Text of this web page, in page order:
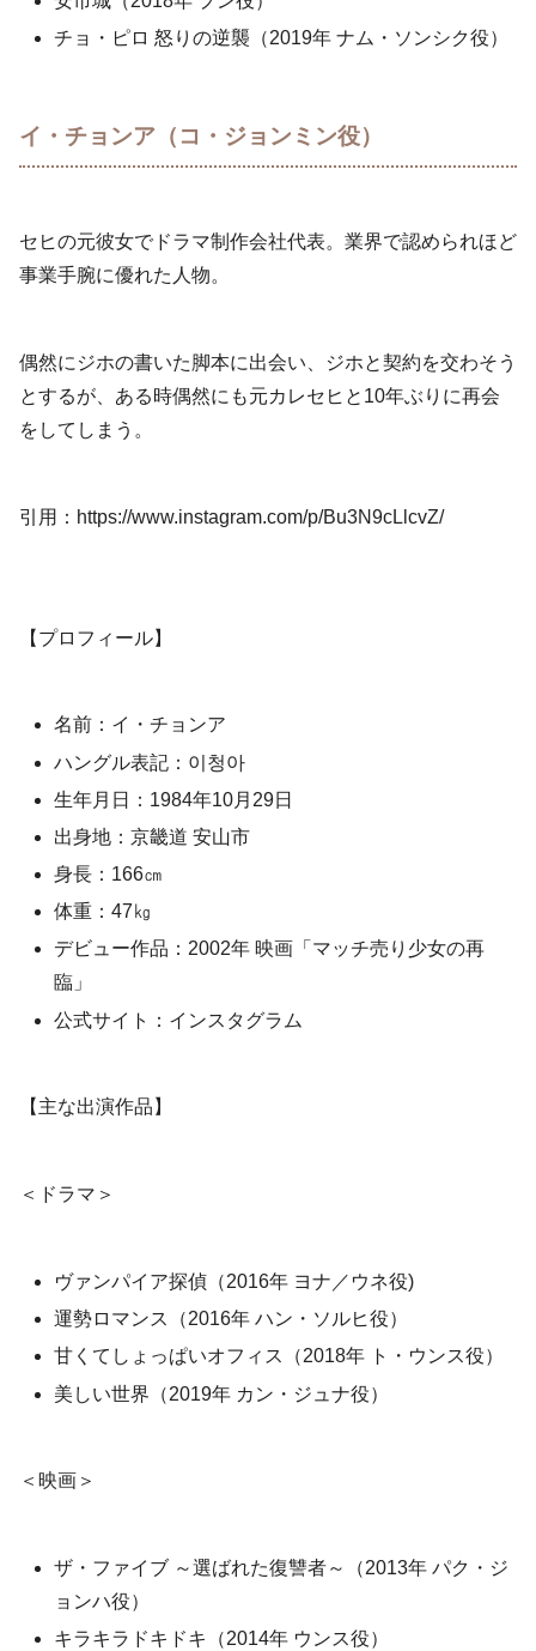
チョ・ピロ 怒りの逆襲（2019年 ナム・ソンシク役）
イ・チョンア（コ・ジョンミン役）
セヒの元彼女でドラマ制作会社代表。業界で認められほど
事業手腕に優れた人物。
偶然にジホの書いた脚本に出会い、ジホと契約を交わそう
とするが、ある時偶然にも元カレセヒと10年ぶりに再会
をしてしまう。
引用：https://www.instagram.com/p/Bu3N9cLlcvZ/
【プロフィール】
名前：イ・チョンア
ハングル表記：이청아
生年月日：1984年10月29日
出身地：京畿道 安山市
身長：166㎝
体重：47㎏
デビュー作品：2002年 映画「マッチ売り少女の再
臨」
公式サイト：インスタグラム
【主な出演作品】
＜ドラマ＞
ヴァンパイア探偵（2016年 ヨナ／ウネ役)
運勢ロマンス（2016年 ハン・ソルヒ役）
甘くてしょっぱいオフィス（2018年 ト・ウンス役）
美しい世界（2019年 カン・ジュナ役）
＜映画＞
ザ・ファイブ ～選ばれた復讐者～（2013年 パク・ジ
ョンハ役）
キラキラドキドキ（2014年 ウンス役）